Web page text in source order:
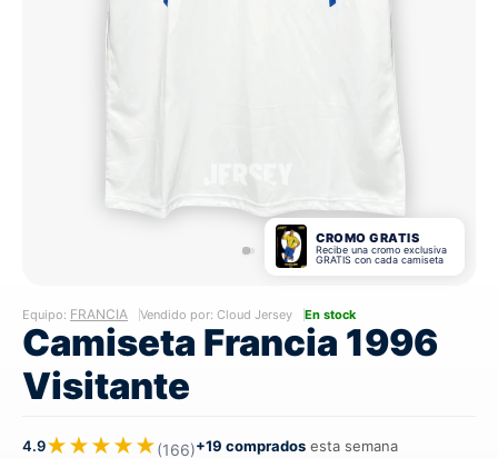
CROMO GRATIS
Recibe una cromo exclusiva
GRATIS con cada camiseta
Equipo: FRANCIA Vendido por: Cloud Jersey En stock
Camiseta Francia 1996
Visitante
4.9★★★★★(166)+19 comprados esta semana